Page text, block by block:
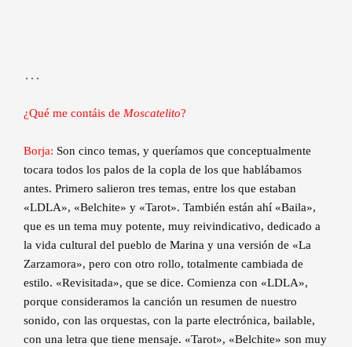
…
¿Qué me contáis de Moscatelito?
Borja: Son cinco temas, y queríamos que conceptualmente
tocara todos los palos de la copla de los que hablábamos
antes. Primero salieron tres temas, entre los que estaban
«LDLA», «Belchite» y «Tarot». También están ahí «Baila»,
que es un tema muy potente, muy reivindicativo, dedicado a
la vida cultural del pueblo de Marina y una versión de «La
Zarzamora», pero con otro rollo, totalmente cambiada de
estilo. «Revisitada», que se dice. Comienza con «LDLA»,
porque consideramos la canción un resumen de nuestro
sonido, con las orquestas, con la parte electrónica, bailable,
con una letra que tiene mensaje. «Tarot», «Belchite» son muy